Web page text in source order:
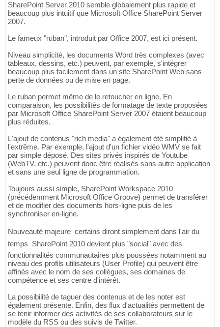
SharePoint Server 2010 semble globalement plus rapide et
beaucoup plus intuitif que Microsoft Office SharePoint Server
2007.
Le fameux "ruban", introduit par Office 2007, est ici présent.
Niveau simplicité, les documents Word très complexes (avec
tableaux, dessins, etc.) peuvent, par exemple, s'intégrer
beaucoup plus facilement dans un site SharePoint Web sans
perte de données ou de mise en page.
Le ruban permet même de le retoucher en ligne. En
comparaison, les possibilités de formatage de texte proposées
par Microsoft Office SharePoint Server 2007 étaient beaucoup
plus réduites.
L'ajout de contenus "rich media" a également été simplifié à
l'extrême. Par exemple, l'ajout d'un fichier vidéo WMV se fait
par simple déposé. Des sites privés inspirés de Youtube
(WebTV, etc.) peuvent donc être réalisés sans autre application
et sans une seul ligne de programmation.
Toujours aussi simple, SharePoint Workspace 2010
(précédemment Microsoft Office Groove) permet de transférer
et de modifier des documents hors-ligne puis de les
synchroniser en-ligne.
Nouveauté majeure  certains diront simplement dans l'air du
temps  SharePoint 2010 devient plus "social" avec des
fonctionnalités communautaires plus poussées notamment au
niveau des profils utilisateurs (User Profile) qui peuvent être
affinés avec le nom de ses collègues, ses domaines de
compétence et ses centre d'intérêt.
La possibilité de taguer des contenus et de les noter est
également présente. Enfin, des flux d'actualités permettent de
se tenir informer des activités de ses collaborateurs sur le
modèle du RSS ou des suivis de Twitter.